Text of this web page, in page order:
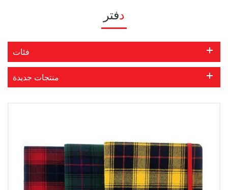
دفتر
فئات
منتجات جديدة